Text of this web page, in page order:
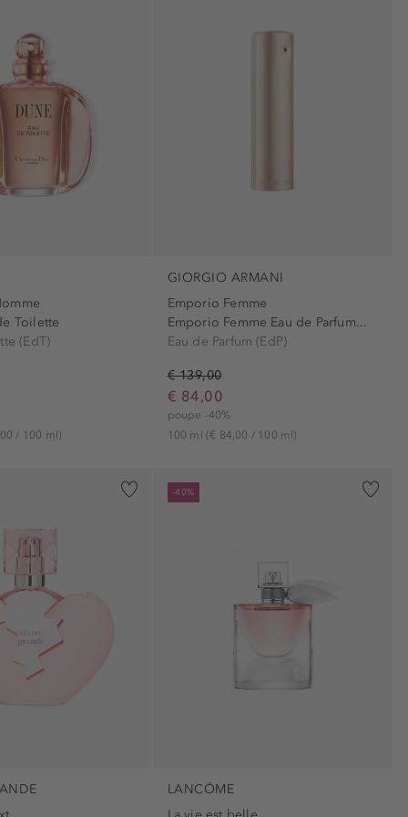
(1)
(1)
(1)
(1)
(1)
(1)
(1)
(1)
oleosos (1)
(1)
Toilette
(EdT)
/ 100 ml)
GIORGIO ARMANI
Emporio Femme
Emporio Femme Eau de Parfum...
Eau de Parfum (EdP)
€ 139,00
€ 84,00
poupe -40%
100 ml (€ 84,00 / 100 ml)
-40%
LANCÔME